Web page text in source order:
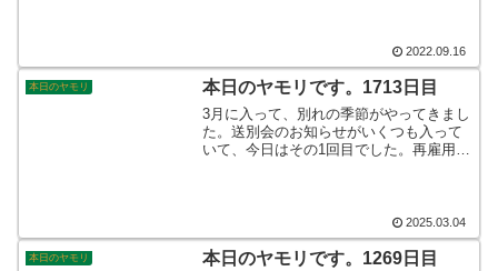
でした♪そんなこんなで、本日のヤモリで
す。
2022.09.16
本日のヤモリ 本日のヤモリです。1713日目
3月に入って、別れの季節がやってきまし
た。送別会のお知らせがいくつも入って
いて、今日はその1回目でした。再雇用の
りませんでしたが、とてもお世話になり
ました。今までありがとうございまし
た。そんなこんなで、本日のヤモリで
2025.03.04
本日のヤモリ 本日のヤモリです。1269日目